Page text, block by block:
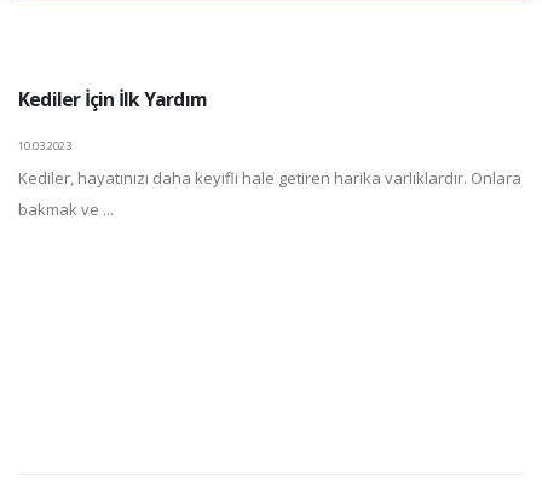
Kediler İçin İlk Yardım
10.03.2023
Kediler, hayatınızı daha keyifli hale getiren harika varlıklardır. Onlara
bakmak ve ...